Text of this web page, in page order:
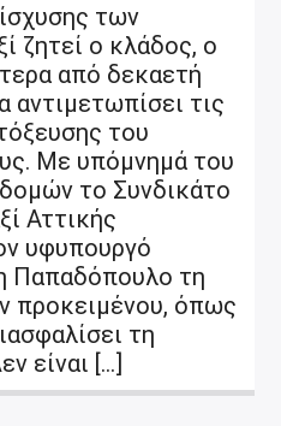
των
ζητεί ο κλάδος, ο
από δεκαετή
αντιμετωπίσει τις
του
Με υπόμνημά του
το Συνδικάτο
Αττικής
υφυπουργό
Παπαδόπουλο τη
προκειμένου, όπως
τη
είναι […]